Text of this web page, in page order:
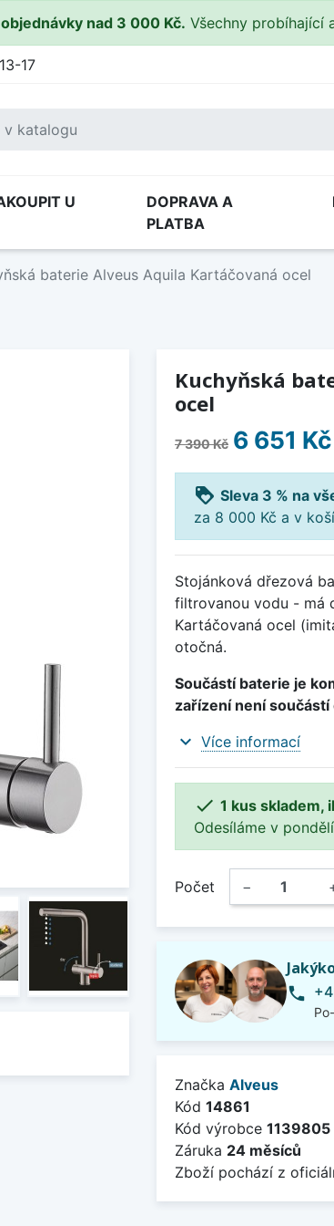
nad 3 000 Kč. Všechny probíhající
17
U
DOPRAVA A
PLATBA
baterie Alveus Aquila Kartáčovaná ocel
Kuchyňská
ocel
7 390 Kč 6 651 Kč
loyalty Sleva 3 % na
za 8 000 Kč a v
Stojánková dřezová
filtrovanou vodu - má
Kartáčovaná ocel
otočná.
Součástí baterie je
zařízení není součástí
expand_more Více informací
 1 kus skladem,
Odesíláme v
Počet −
phone
Značka Alveus
Kód 14861
Kód výrobce 1139805
Záruka 24 měsíců
Zboží pochází z